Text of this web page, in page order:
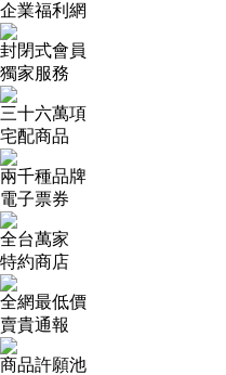
企業福利網
封閉式會員
獨家服務
三十六萬項
宅配商品
兩千種品牌
電子票券
全台萬家
特約商店
全網最低價
賣貴通報
商品許願池